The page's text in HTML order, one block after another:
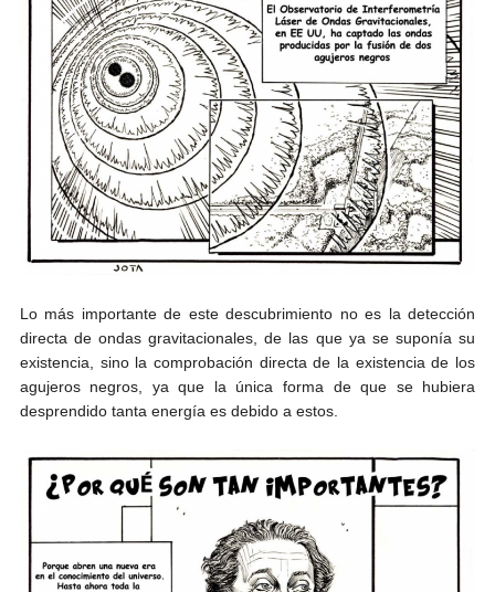
Lo más importante de este descubrimiento no es la detección
directa de ondas gravitacionales, de las que ya se suponía su
existencia, sino la comprobación directa de la existencia de los
agujeros negros, ya que la única forma de que se hubiera
desprendido tanta energía es debido a estos.